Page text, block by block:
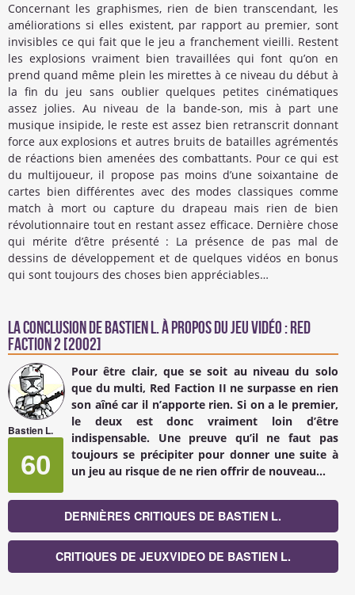
Concernant les graphismes, rien de bien transcendant, les
améliorations si elles existent, par rapport au premier, sont
invisibles ce qui fait que le jeu a franchement vieilli. Restent
les explosions vraiment bien travaillées qui font qu’on en
prend quand même plein les mirettes à ce niveau du début à
la fin du jeu sans oublier quelques petites cinématiques
assez jolies. Au niveau de la bande-son, mis à part une
musique insipide, le reste est assez bien retranscrit donnant
force aux explosions et autres bruits de batailles agrémentés
de réactions bien amenées des combattants. Pour ce qui est
du multijoueur, il propose pas moins d’une soixantaine de
cartes bien différentes avec des modes classiques comme
match à mort ou capture du drapeau mais rien de bien
révolutionnaire tout en restant assez efficace. Dernière chose
qui mérite d’être présenté : La présence de pas mal de
dessins de développement et de quelques vidéos en bonus
qui sont toujours des choses bien appréciables…
La conclusion de Bastien L.à propos du Jeu Vidéo : Red
Faction 2 [2002]
Bastien L.
60
Pour être clair, que se soit au niveau du solo
que du multi, Red Faction II ne surpasse en rien
son aîné car il n’apporte rien. Si on a le premier,
le deux est donc vraiment loin d’être
indispensable. Une preuve qu’il ne faut pas
toujours se précipiter pour donner une suite à
un jeu au risque de ne rien offrir de nouveau…
DERNIÈRES CRITIQUES DE BASTIEN L.
CRITIQUES DE JEUXVIDEO DE BASTIEN L.